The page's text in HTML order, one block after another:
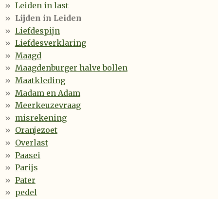
Leiden in last
Lijden in Leiden
Liefdespijn
Liefdesverklaring
Maagd
Maagdenburger halve bollen
Maatkleding
Madam en Adam
Meerkeuzevraag
misrekening
Oranjezoet
Overlast
Paasei
Parijs
Pater
pedel